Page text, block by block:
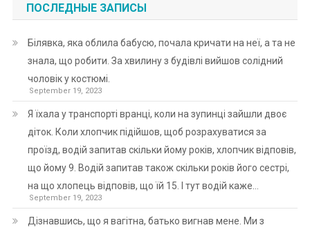
ПОСЛЕДНЫЕ ЗАПИСЫ
Білявка, яка облила бабусю, почала кричати на неї, а та не
знала, що робити. За хвилину з будівлі вийшов солідний
чоловік у костюмі.
September 19, 2023
Я їхала у транспорті вранці, коли на зупинці зайшли двоє
діток. Коли хлопчик підійшов, щоб розрахуватися за
проїзд, водій запитав скільки йому років, хлопчик відповів,
що йому 9. Водій запитав також скільки років його сестрі,
на що хлопець відповів, що їй 15. І тут водій каже…
September 19, 2023
Дізнавшись, що я вагітна, батько вигнав мене. Ми з